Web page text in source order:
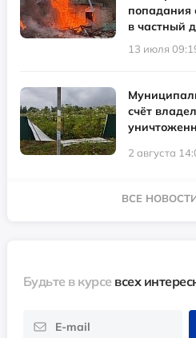
попадания
в частный
13 июля
счёт
2 августа
ВСЕ
Будьте в курсе всех